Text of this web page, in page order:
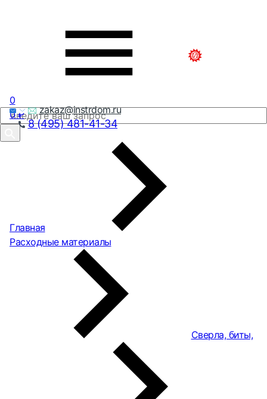
zakaz@instrdom.ru
8 (495) 481-41-34
0
0₽
Главная
Расходные материалы
Сверла, биты,